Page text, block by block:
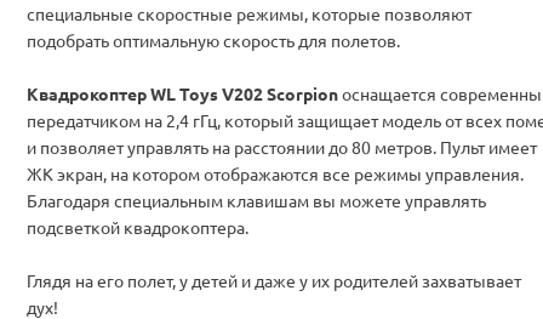
специальные скоростные режимы, которые позволяют
подобрать оптимальную скорость для полетов.
Квадрокоптер WL Toys V202 Scorpionоснащается
передатчиком на 2,4 гГц, который защищает модель от всех
и позволяет управлять на расстоянии до 80 метров. Пульт имеет
ЖК экран, на котором отображаются все режимы управления.
Благодаря специальным клавишам вы можете управлять
подсветкой квадрокоптера.
Глядя на его полет, у детей и даже у их родителей захватывает
дух!